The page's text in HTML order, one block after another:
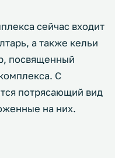
сейчас входит
а также кельи
посвященный
С
потрясающий вид
на них.